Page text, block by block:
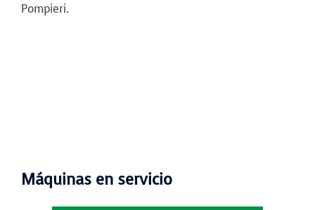
Pompieri.
Máquinas en servicio